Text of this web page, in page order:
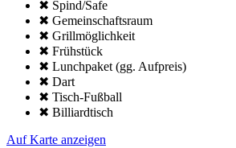
✖ Spind/Safe
✖ Gemeinschafts­raum
✖ Grillmöglich­keit
✖ Frühstück
✖ Lunchpaket (gg. Aufpreis)
✖ Dart
✖ Tisch-Fußball
✖ Billiardtisch
Auf Karte anzeigen